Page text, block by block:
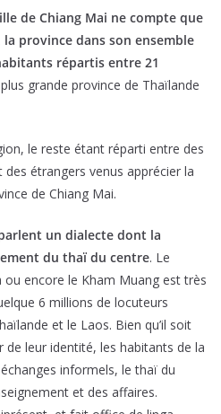
de Chiang Mai ne compte que
province dans son ensemble
répartis entre 21
grande province de Thaïlande
le reste étant réparti entre des
étrangers venus apprécier la
de Chiang Mai.
un dialecte dont la
du thaï du centre. Le
encore le Kham Muang est très
6 millions de locuteurs
et le Laos. Bien qu’il soit
leur identité, les habitants de la
informels, le thaï du
et des affaires.